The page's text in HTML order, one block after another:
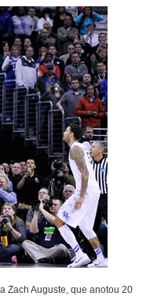
Zach Auguste, que anotou 20